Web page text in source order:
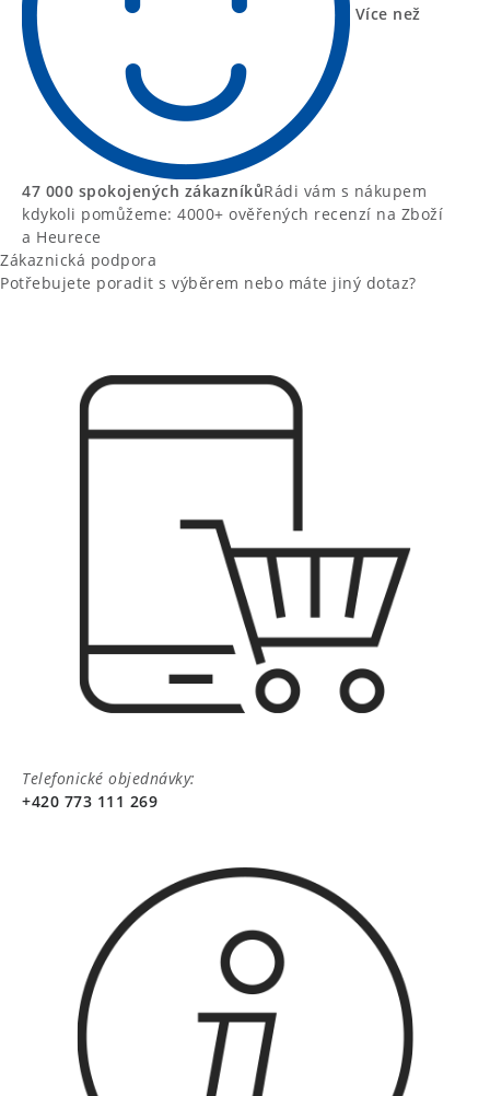
Více než
47 000 spokojených zákazníkůRádi vám s nákupem
kdykoli pomůžeme: 4000+ ověřených recenzí na Zboží
a Heurece
Zákaznická podpora
Potřebujete poradit s výběrem nebo máte jiný dotaz?
Telefonické objednávky:
+420 773 111 269